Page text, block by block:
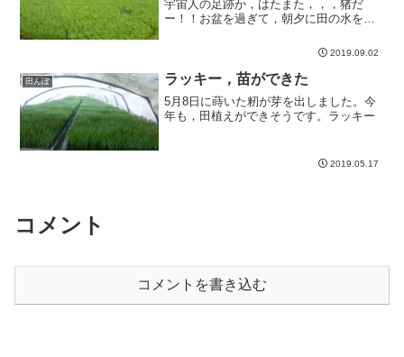
宇宙人の足跡か，はたまた，，，猪だ
ー！！お盆を過ぎて，朝夕に田の水を見
2019.09.02
田んぼ ラッキー，苗ができた
5月8日に蒔いた籾が芽を出しました。今
年も，田植えができそうです。ラッキー
2019.05.17
コメント
コメントを書き込む